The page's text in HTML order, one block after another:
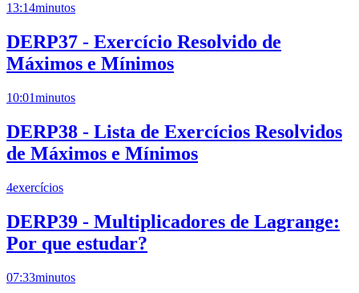
13:14minutos
DERP37 - Exercício Resolvido de
Máximos e Mínimos
10:01minutos
DERP38 - Lista de Exercícios Resolvidos
de Máximos e Mínimos
4exercícios
DERP39 - Multiplicadores de Lagrange:
Por que estudar?
07:33minutos